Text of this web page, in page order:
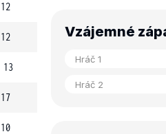
Vzájemné